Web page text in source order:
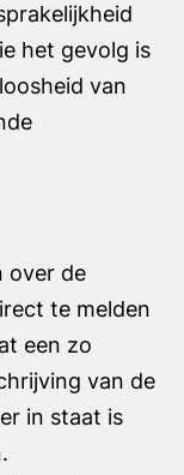
het gevolg is
van
over de
te melden
een zo
van de
in staat is